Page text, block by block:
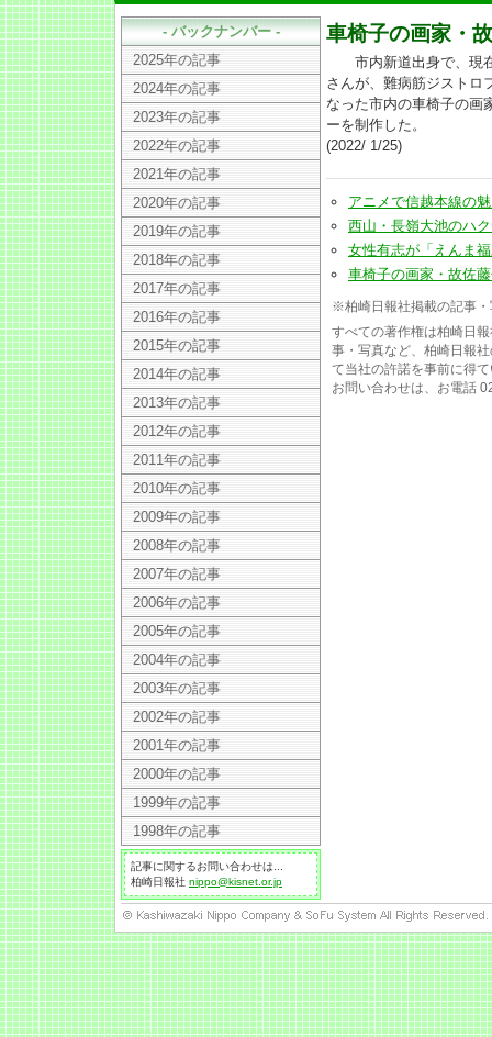
車椅子の画家・
市内新道出身で、現在
さんが、難病筋ジストロ
なった市内の車椅子の画
ーを制作した。
(2022/ 1/25)
アニメで信越本線の
西山・長嶺大池のハ
女性有志が「えんま
車椅子の画家・故佐
※柏崎日報社掲載の記事
すべての著作権は柏崎日
事・写真など、柏崎日報
て当社の許諾を事前に得
お問い合わせは、お電話
- バックナンバー -
2025年の記事
2024年の記事
2023年の記事
2022年の記事
2021年の記事
2020年の記事
2019年の記事
2018年の記事
2017年の記事
2016年の記事
2015年の記事
2014年の記事
2013年の記事
2012年の記事
2011年の記事
2010年の記事
2009年の記事
2008年の記事
2007年の記事
2006年の記事
2005年の記事
2004年の記事
2003年の記事
2002年の記事
2001年の記事
2000年の記事
1999年の記事
1998年の記事
記事に関するお問い合わせは...
柏崎日報社 nippo@kisnet.or.jp